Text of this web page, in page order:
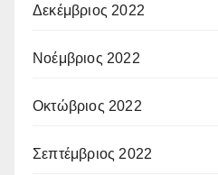
Δεκέμβριος 2022
Νοέμβριος 2022
Οκτώβριος 2022
Σεπτέμβριος 2022